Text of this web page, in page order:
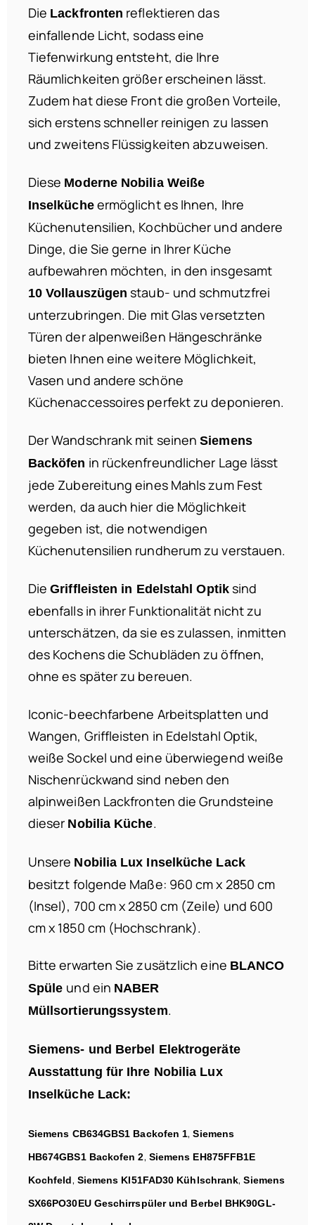
Die Lackfronten reflektieren das
einfallende Licht, sodass eine
Tiefenwirkung entsteht, die Ihre
Räumlichkeiten größer erscheinen lässt.
Zudem hat diese Front die großen Vorteile,
sich erstens schneller reinigen zu lassen
und zweitens Flüssigkeiten abzuweisen.
Diese Moderne Nobilia Weiße
Inselkücheermöglicht es Ihnen, Ihre
Küchenutensilien, Kochbücher und andere
Dinge, die Sie gerne in Ihrer Küche
aufbewahren möchten, in den insgesamt
10 Vollauszügen staub- und schmutzfrei
unterzubringen. Die mit Glas versetzten
Türen der alpenweißen Hängeschränke
bieten Ihnen eine weitere Möglichkeit,
Vasen und andere schöne
Küchenaccessoires perfekt zu deponieren.
Der Wandschrank mit seinenSiemens
Backöfen in rückenfreundlicher Lage lässt
jede Zubereitung eines Mahls zum Fest
werden, da auch hier die Möglichkeit
gegeben ist, die notwendigen
Küchenutensilien rundherum zu verstauen.
DieGriffleisten in Edelstahl Optiksind
ebenfalls in ihrer Funktionalität nicht zu
unterschätzen, da sie es zulassen, inmitten
des Kochens die Schubläden zu öffnen,
ohne es später zu bereuen.
Iconic-beechfarbene Arbeitsplatten und
Wangen, Griffleisten in Edelstahl Optik,
weiße Sockel und eine überwiegend weiße
Nischenrückwand sind neben den
alpinweißen Lackfronten die Grundsteine
dieser Nobilia Küche.
Unsere Nobilia Lux Inselküche Lack
besitzt folgende Maße: 960 cm x 2850 cm
(Insel), 700 cm x 2850 cm (Zeile) und 600
cm x 1850 cm (Hochschrank).
Bitte erwarten Sie zusätzlich eine BLANCO
Spüle und ein NABER
Müllsortierungssystem.
Siemens- und Berbel Elektrogeräte
Ausstattung für Ihre Nobilia Lux
Inselküche Lack:
Siemens CB634GBS1 Backofen 1,Siemens
HB674GBS1 Backofen 2, Siemens EH875FFB1E
Kochfeld, Siemens KI51FAD30 Kühlschrank,Siemens
SX66PO30EU Geschirrspüler und Berbel BHK90GL-